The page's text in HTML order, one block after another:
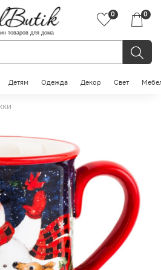
товаров для дома
0 0
Детям Одежда Декор Свет